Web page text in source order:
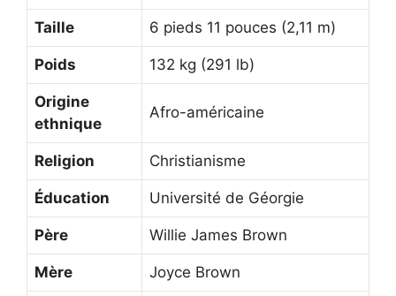
Taille 6 pieds 11 pouces (2,11 m)
Poids 132 kg (291 lb)
Origine
ethnique
Afro-américaine
Religion Christianisme
Éducation Université de Géorgie
Père Willie James Brown
Mère Joyce Brown